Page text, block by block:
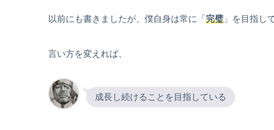
以前にも書きましたが、僕自身は常に「 完璧 」を目指し
言い方を変えれば、
成長し続けることを目指している